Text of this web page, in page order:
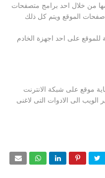
من خلال احد برامج متصفحات
صفحات الموقع ويتم كل ذلك
على احد اجهزة الخادم
موقع على شبكة الانترنت
الى الادوات التى لاغنى